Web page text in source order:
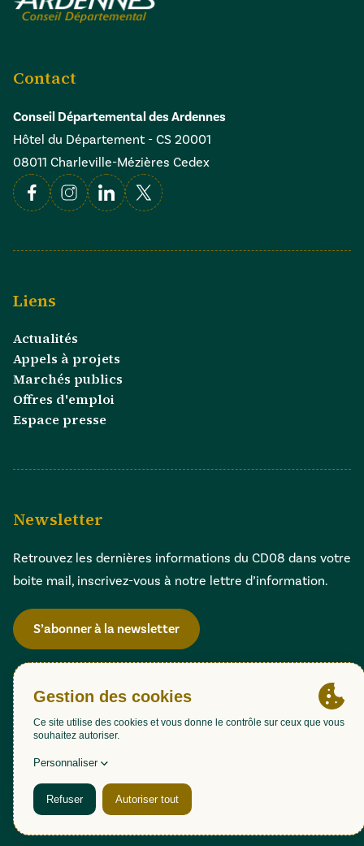
Contact
Conseil Départemental des Ardennes
Hôtel du Département - CS 20001
08011 Charleville-Mézières Cedex
FacebookInstagramLinkedin
X
Liens
Actualités
Appels à projets
Marchés publics
Offres d'emploi
Espace presse
Newsletter
Retrouvez les dernières informations du CD08 dans votre
boite mail, inscrivez-vous à notre lettre d’information.
S’abonner à la newsletter
Gestion des cookies
Accessibilité : partiellement conforme (98,51%)
Mentions légales
Politique de confidentialité
Plan du site
Une création